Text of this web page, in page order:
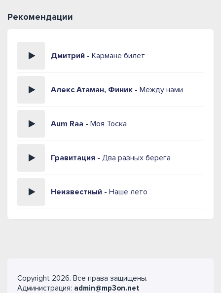
Рекомендации
Дмитрий - Кармане билет
Алекс Атаман, Финик - Между нами
Aum Raa - Моя Тоска
Гравитация - Два разных берега
Неизвестный - Наше лето
Copyright 2026. Все права защищены.
Администрация: admin@mp3on.net